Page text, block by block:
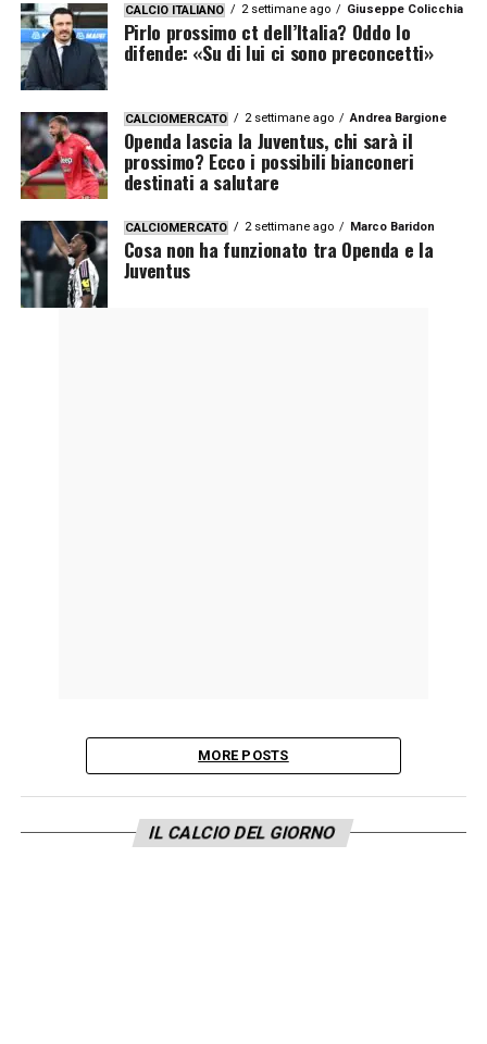
CALCIO ITALIANO 2 settimane ago Giuseppe Colicchia
Pirlo prossimo ct dell’Italia? Oddo lo
difende: «Su di lui ci sono preconcetti»
CALCIOMERCATO 2 settimane ago Andrea Bargione
Openda lascia la Juventus, chi sarà il
prossimo? Ecco i possibili bianconeri
destinati a salutare
CALCIOMERCATO 2 settimane ago Marco Baridon
Cosa non ha funzionato tra Openda e la
Juventus
MORE POSTS
IL CALCIO DEL GIORNO